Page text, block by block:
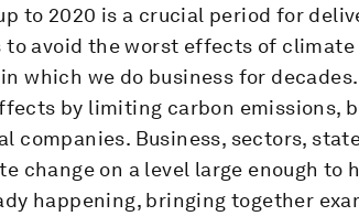
to 2020 is a crucial period for
avoid the worst effects of climate
which we do business for
by limiting carbon emissions,
companies. Business, sectors,
change on a level large enough to
happening, bringing together